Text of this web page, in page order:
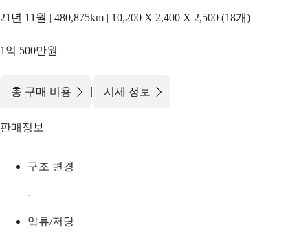
21년 11월 | 480,875km | 10,200 X 2,400 X 2,500 (18개)
1억 500만원
총 구매 비용 | 시세 정보
판매정보
구조 변경
-
압류/저당